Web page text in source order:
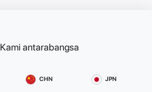
Kami antarabangsa
CHN JPN